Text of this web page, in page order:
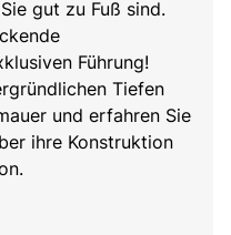
gut zu Fuß sind.
Führung!
Tiefen
und erfahren Sie
ihre Konstruktion